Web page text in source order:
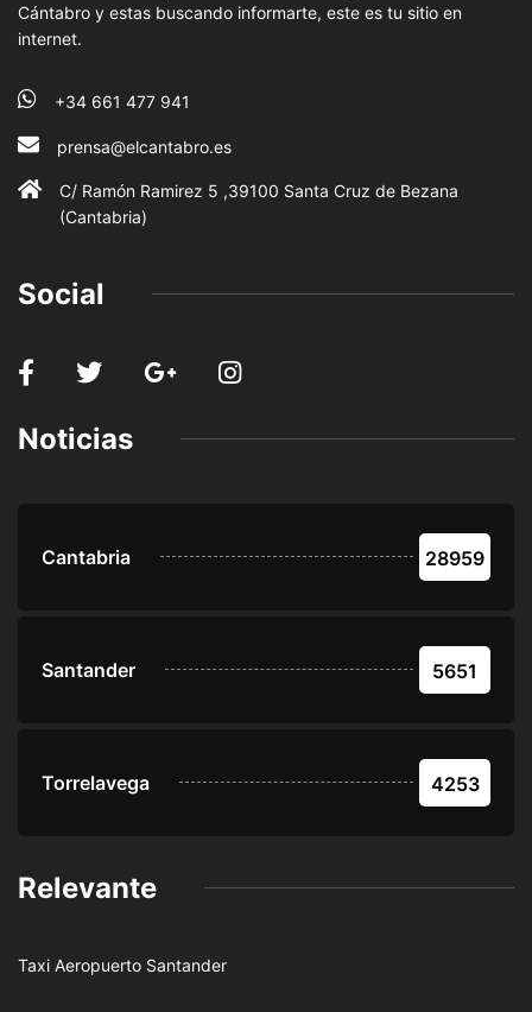
Cántabro y estas buscando informarte, este es tu sitio en
internet.
+34 661 477 941
prensa@elcantabro.es
C/ Ramón Ramirez 5 ,39100 Santa Cruz de Bezana
(Cantabria)
Social
Noticias
Cantabria 28959
Santander 5651
Torrelavega 4253
Relevante
Taxi Aeropuerto Santander